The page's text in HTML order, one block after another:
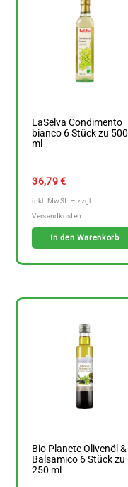
LaSelva Condimento
bianco 6 Stück zu 500
ml
36,79€
In den Warenkorb
Bio Planete Olivenöl &
Balsamico 6 Stück zu
250 ml